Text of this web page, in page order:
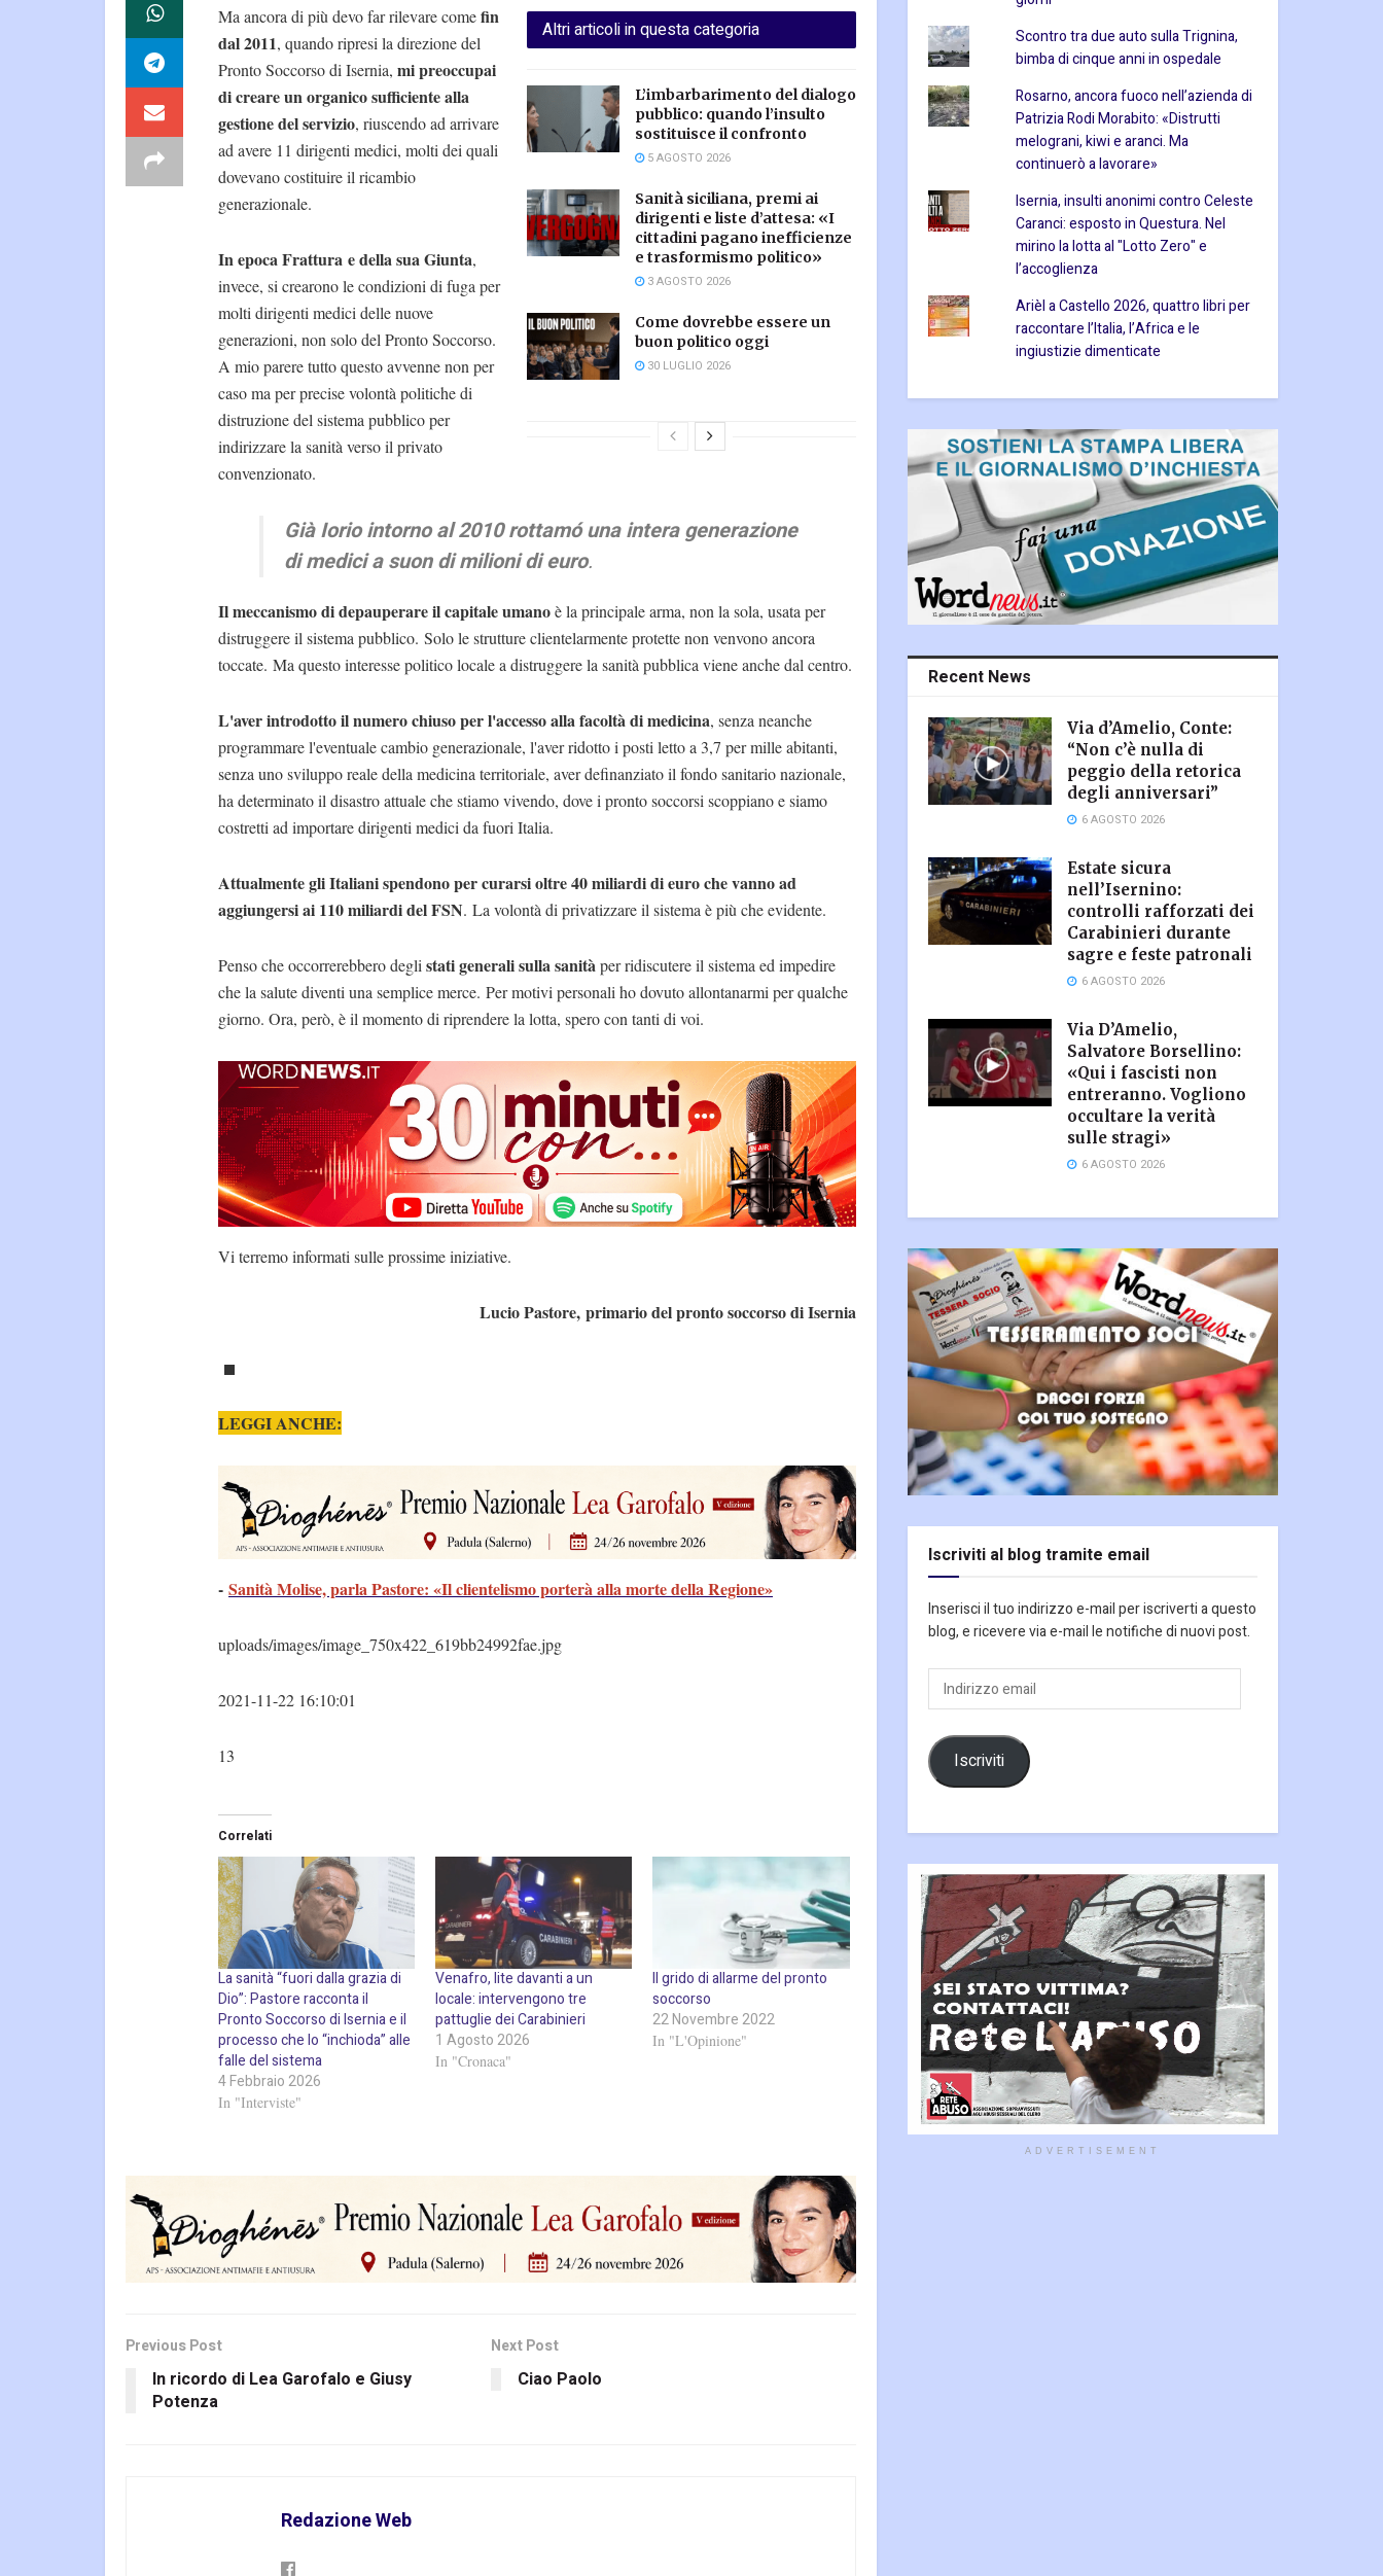
Altri articoli in questa categoria
L’imbarbarimento del dialogo
pubblico: quando l’insulto
sostituisce il confronto
5 AGOSTO 2026
Sanità siciliana, premi ai
dirigenti e liste d’attesa: «I
cittadini pagano inefficienze
e trasformismo politico»
3 AGOSTO 2026
Come dovrebbe essere un
buon politico oggi
30 LUGLIO 2026
Ma ancora di più devo far rilevare comefin
dal 2011, quando ripresi la direzione del
Pronto Soccorso di Isernia, mi preoccupai
di creare un organico sufficiente alla
gestione del servizio, riuscendo ad arrivare
ad avere 11 dirigenti medici, molti dei quali
dovevano costituire il ricambio
generazionale.
In epoca Frattura e della sua Giunta,
invece, si crearono le condizioni di fuga per
molti dirigenti medici delle nuove
generazioni, non solo del Pronto Soccorso.
A mio parere tutto questo avvenne non per
caso ma per precise volontà politiche di
distruzione del sistema pubblico per
indirizzare la sanità verso il privato
convenzionato.
Già Iorio intorno al 2010 rottamó una intera generazione
di medici a suon di milioni di euro.
Il meccanismo di depauperare il capitale umanoè la principale arma, non la sola, usata per
distruggere il sistema pubblico. Solo le strutture clientelarmente protette non venvono ancora
toccate. Ma questo interesse politico locale a distruggere la sanità pubblica viene anche dal centro.
L'aver introdotto il numero chiuso per l'accesso alla facoltà di medicina, senza neanche
programmare l'eventuale cambio generazionale, l'aver ridotto i posti letto a 3,7 per mille abitanti,
senza uno sviluppo reale della medicina territoriale, aver definanziato il fondo sanitario nazionale,
ha determinato il disastro attuale che stiamo vivendo, dove i pronto soccorsi scoppiano e siamo
costretti ad importare dirigenti medici da fuori Italia.
Attualmente gli Italiani spendono per curarsi oltre 40 miliardi di euro che vanno ad
aggiungersi ai 110 miliardi del FSN. La volontà di privatizzare il sistema è più che evidente.
Penso che occorrerebbero deglistati generali sulla sanitàper ridiscutere il sistema ed impedire
che la salute diventi una semplice merce. Per motivi personali ho dovuto allontanarmi per qualche
giorno. Ora, però, è il momento di riprendere la lotta, spero con tanti di voi.
Vi terremo informati sulle prossime iniziative.
Lucio Pastore, primario del pronto soccorso di Isernia
LEGGI ANCHE:
- Sanità Molise, parla Pastore: «Il clientelismo porterà alla morte della Regione»
uploads/images/image_750x422_619bb24992fae.jpg
2021-11-22 16:10:01
13
Correlati
La sanità “fuori dalla grazia di
Dio”: Pastore racconta il
Pronto Soccorso di Isernia e il
processo che lo “inchioda” alle
falle del sistema
4 Febbraio 2026
In "Interviste"
Venafro, lite davanti a un
locale: intervengono tre
pattuglie dei Carabinieri
1 Agosto 2026
In "Cronaca"
Il grido di allarme del pronto
soccorso
22 Novembre 2022
In "L'Opinione"
Previous Post
In ricordo di Lea Garofalo e Giusy
Potenza
Next Post
Ciao Paolo
Redazione Web
Scontro tra due auto sulla Trignina,
bimba di cinque anni in ospedale
Rosarno, ancora fuoco nell’azienda di
Patrizia Rodi Morabito: «Distrutti
melograni, kiwi e aranci. Ma
continuerò a lavorare»
Isernia, insulti anonimi contro Celeste
Caranci: esposto in Questura. Nel
mirino la lotta al "Lotto Zero" e
l’accoglienza
Arièl a Castello 2026, quattro libri per
raccontare l’Italia, l’Africa e le
ingiustizie dimenticate
Recent News
Via d’Amelio, Conte:
“Non c’è nulla di
peggio della retorica
degli anniversari”
6 AGOSTO 2026
Estate sicura
nell’Isernino:
controlli rafforzati dei
Carabinieri durante
sagre e feste patronali
6 AGOSTO 2026
Via D’Amelio,
Salvatore Borsellino:
«Qui i fascisti non
entreranno. Vogliono
occultare la verità
sulle stragi»
6 AGOSTO 2026
Iscriviti al blog tramite email
Inserisci il tuo indirizzo e-mail per iscriverti a questo
blog, e ricevere via e-mail le notifiche di nuovi post.
Indirizzo
email
Iscriviti
ADVERTISEMENT